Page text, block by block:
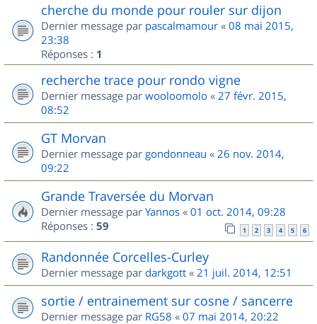
cherche du monde pour rouler sur dijon
Dernier message par pascalmamour « 08 mai 2015,
23:38
Réponses : 1
recherche trace pour rondo vigne
Dernier message par wooloomolo « 27 févr. 2015,
08:52
GT Morvan
Dernier message par gondonneau « 26 nov. 2014,
09:22
Grande Traversée du Morvan
Dernier message par Yannos « 01 oct. 2014, 09:28
Réponses : 59 1 2 3 4 5 6
Randonnée Corcelles-Curley
Dernier message par darkgott « 21 juil. 2014, 12:51
sortie / entrainement sur cosne / sancerre
Dernier message par RG58 « 07 mai 2014, 20:22